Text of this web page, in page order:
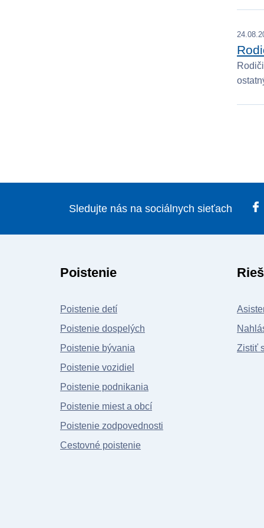
Sledujte nás na sociálnych sieťach
Poistenie
Poistenie detí
Poistenie dospelých
Poistenie bývania
Poistenie vozidiel
Poistenie podnikania
Poistenie miest a obcí
Poistenie zodpovednosti
Cestovné poistenie
Zistiť